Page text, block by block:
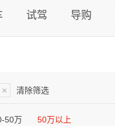
试驾 导购
× 清除筛选
50万 50万以上